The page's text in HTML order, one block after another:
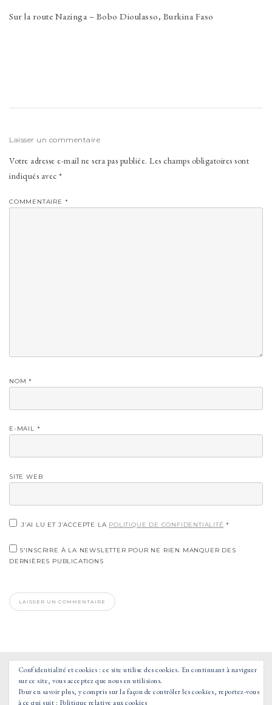
Sur la route Nazinga – Bobo Dioulasso, Burkina Faso
Laisser un commentaire
Votre adresse e-mail ne sera pas publiée. Les champs obligatoires sont
indiqués avec *
COMMENTAIRE *
NOM *
E-MAIL *
SITE WEB
J’AI LU ET J’ACCEPTE LA POLITIQUE DE CONFIDENTIALITÉ *
S'INSCRIRE À LA NEWSLETTER POUR NE RIEN MANQUER DES
DERNIÈRES PUBLICATIONS
Confidentialité et cookies : ce site utilise des cookies. En continuant à naviguer
sur ce site, vous acceptez que nous en utilisions.
Pour en savoir plus, y compris sur la façon de contrôler les cookies, reportez-vous
à ce qui suit : Politique relative aux cookies